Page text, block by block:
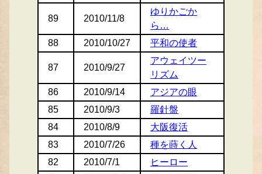
89 2010/11/8
ゆりかごか
ら…
88
2010/10/27 平和の使者
87 2010/9/27
アウェイツー
リズム
86
2010/9/14
アジアの眼
85
2010/9/3
羅針盤
84
2010/8/9
大阪復活
83
2010/7/26
種を蒔く人
82
2010/7/1
ヒーロー